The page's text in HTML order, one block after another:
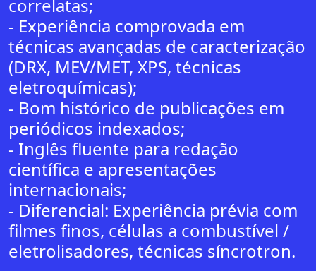
correlatas;
- Experiência comprovada em
técnicas avançadas de caracterização
(DRX, MEV/MET, XPS, técnicas
eletroquímicas);
- Bom histórico de publicações em
periódicos indexados;
- Inglês fluente para redação
científica e apresentações
internacionais;
- Diferencial: Experiência prévia com
filmes finos, células a combustível /
eletrolisadores, técnicas síncrotron.